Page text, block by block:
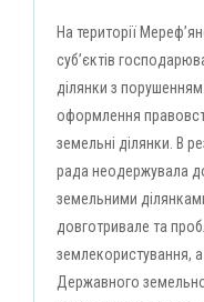
На території
субʼєктів
ділянки з
оформлення
земельні ділянки. В
рада неодержувала
земельними
довготривале та
землекористування,
Державного